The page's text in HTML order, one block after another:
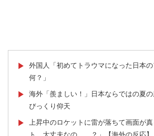
▶
外国人「初めてトラウマになった日本
何？」
▶
海外「羨ましい！」日本ならではの夏
びっくり仰天
▶
上昇中のロケットに雷が落ちて画面が